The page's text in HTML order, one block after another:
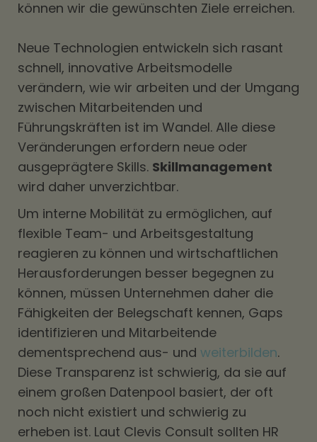
können wir die gewünschten Ziele erreichen.
Neue Technologien entwickeln sich rasant
schnell, innovative Arbeitsmodelle
verändern, wie wir arbeiten und der Umgang
zwischen Mitarbeitenden und
Führungskräften ist im Wandel. Alle diese
Veränderungen erfordern neue oder
ausgeprägtere Skills. Skillmanagement
wird daher unverzichtbar.
Um interne Mobilität zu ermöglichen, auf
flexible Team- und Arbeitsgestaltung
reagieren zu können und wirtschaftlichen
Herausforderungen besser begegnen zu
können, müssen Unternehmen daher die
Fähigkeiten der Belegschaft kennen, Gaps
identifizieren und Mitarbeitende
dementsprechend aus- und weiterbilden.
Diese Transparenz ist schwierig, da sie auf
einem großen Datenpool basiert, der oft
noch nicht existiert und schwierig zu
erheben ist. Laut Clevis Consult sollten HR